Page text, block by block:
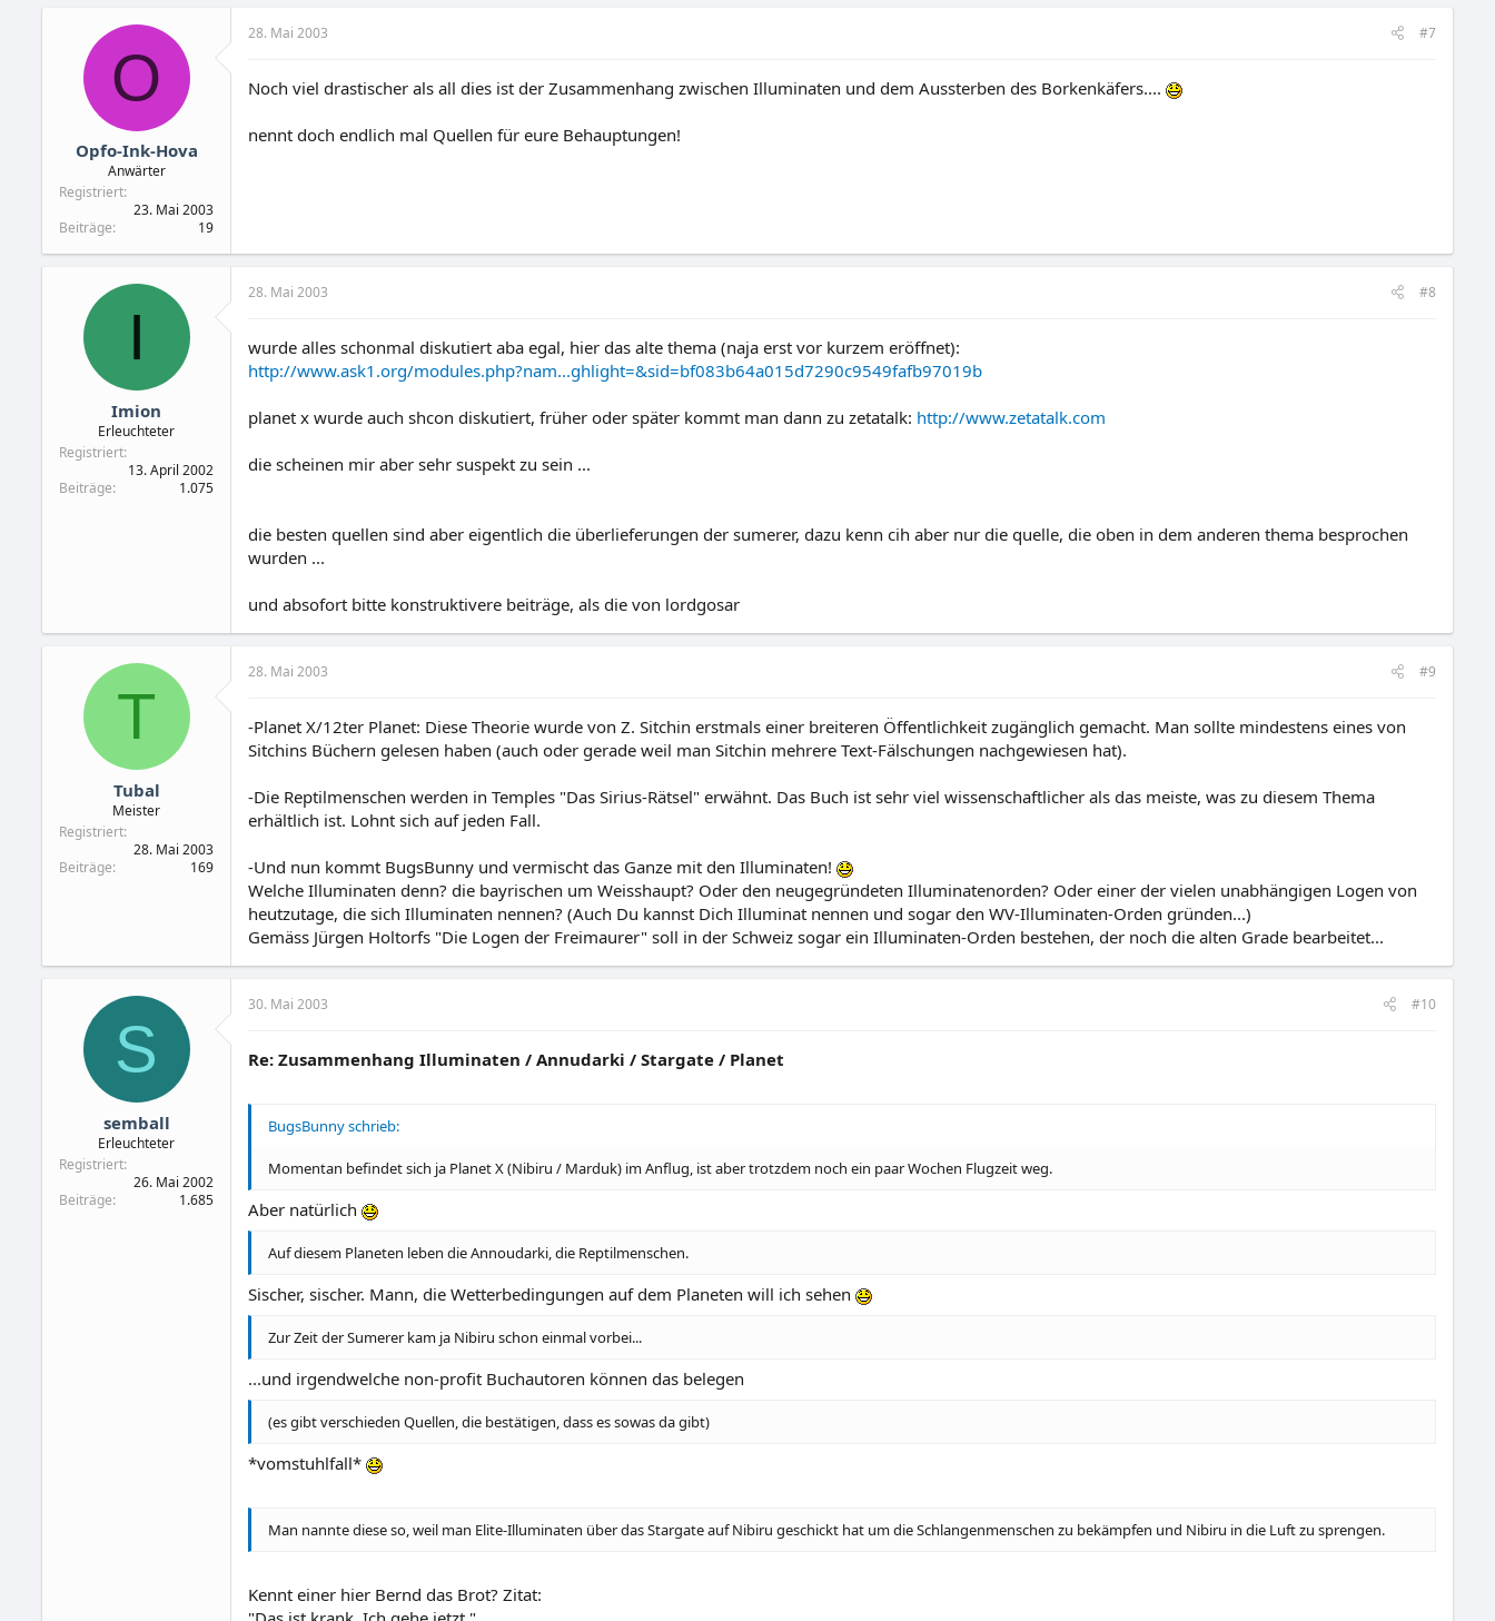
O
Opfo-Ink-Hova
Anwärter
Registriert
23. Mai 2003
Beiträge
19
28. Mai 2003 #7
Noch viel drastischer als all dies ist der Zusammenhang zwischen Illuminaten und dem Aussterben des Borkenkäfers....
nennt doch endlich mal Quellen für eure Behauptungen!
I
Imion
Erleuchteter
Registriert
13. April 2002
Beiträge
1.075
28. Mai 2003 #8
wurde alles schonmal diskutiert aba egal, hier das alte thema (naja erst vor kurzem eröffnet):
http://www.ask1.org/modules.php?nam...ghlight=&sid=bf083b64a015d7290c9549fafb97019b
planet x wurde auch shcon diskutiert, früher oder später kommt man dann zu zetatalk: http://www.zetatalk.com
die scheinen mir aber sehr suspekt zu sein ...
die besten quellen sind aber eigentlich die überlieferungen der sumerer, dazu kenn cih aber nur die quelle, die oben in dem anderen thema besprochen
wurden ...
und absofort bitte konstruktivere beiträge, als die von lordgosar
T
Tubal
Meister
Registriert
28. Mai 2003
Beiträge
169
28. Mai 2003 #9
-Planet X/12ter Planet: Diese Theorie wurde von Z. Sitchin erstmals einer breiteren Öffentlichkeit zugänglich gemacht. Man sollte mindestens eines von
Sitchins Büchern gelesen haben (auch oder gerade weil man Sitchin mehrere Text-Fälschungen nachgewiesen hat).
-Die Reptilmenschen werden in Temples "Das Sirius-Rätsel" erwähnt. Das Buch ist sehr viel wissenschaftlicher als das meiste, was zu diesem Thema
erhältlich ist. Lohnt sich auf jeden Fall.
-Und nun kommt BugsBunny und vermischt das Ganze mit den Illuminaten!
Welche Illuminaten denn? die bayrischen um Weisshaupt? Oder den neugegründeten Illuminatenorden? Oder einer der vielen unabhängigen Logen von
heutzutage, die sich Illuminaten nennen? (Auch Du kannst Dich Illuminat nennen und sogar den WV-Illuminaten-Orden gründen...)
Gemäss Jürgen Holtorfs "Die Logen der Freimaurer" soll in der Schweiz sogar ein Illuminaten-Orden bestehen, der noch die alten Grade bearbeitet...
S
semball
Erleuchteter
Registriert
26. Mai 2002
Beiträge
1.685
30. Mai 2003 #10
Re: Zusammenhang Illuminaten / Annudarki / Stargate / Planet
BugsBunny schrieb:
Momentan befindet sich ja Planet X (Nibiru / Marduk) im Anflug, ist aber trotzdem noch ein paar Wochen Flugzeit weg.
Aber natürlich
Auf diesem Planeten leben die Annoudarki, die Reptilmenschen.
Sischer, sischer. Mann, die Wetterbedingungen auf dem Planeten will ich sehen
Zur Zeit der Sumerer kam ja Nibiru schon einmal vorbei...
...und irgendwelche non-profit Buchautoren können das belegen
(es gibt verschieden Quellen, die bestätigen, dass es sowas da gibt)
*vomstuhlfall*
Man nannte diese so, weil man Elite-Illuminaten über das Stargate auf Nibiru geschickt hat um die Schlangenmenschen zu bekämpfen und Nibiru in die Luft zu sprengen.
Kennt einer hier Bernd das Brot? Zitat: